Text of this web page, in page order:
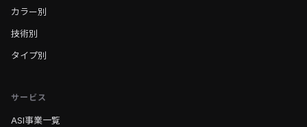
カラー別
技術別
タイプ別
サービス
ASI事業一覧